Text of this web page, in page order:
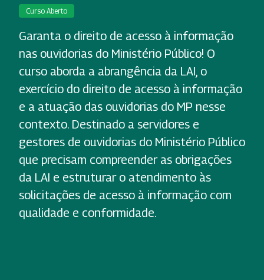
Curso Aberto
Garanta o direito de acesso à informação
nas ouvidorias do Ministério Público! O
curso aborda a abrangência da LAI, o
exercício do direito de acesso à informação
e a atuação das ouvidorias do MP nesse
contexto. Destinado a servidores e
gestores de ouvidorias do Ministério Público
que precisam compreender as obrigações
da LAI e estruturar o atendimento às
solicitações de acesso à informação com
qualidade e conformidade.